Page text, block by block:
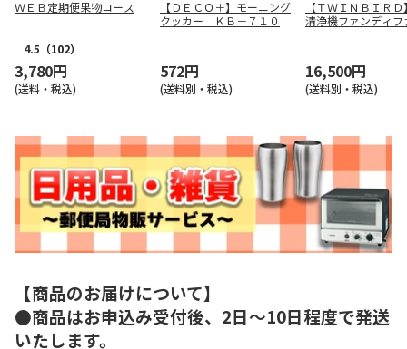
ＷＥＢ定期便果物コース
4.5 （102）
3,780円
(送料・税込)
【ＤＥＣＯ＋】モーニング
クッカー ＫＢ－７１０
572円
(送料別・税込)
【ＴＷＩＮＢＩＲ
清浄機ファンディフ
16,500円
(送料別・税込)
【商品のお届けについて】
●商品はお申込み受付後、2日～10日程度で発送
いたします。